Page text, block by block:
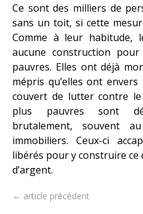
Ce sont des milliers de
sans un toit, si cette
Comme à leur habitude,
aucune construction
pauvres. Elles ont déjà
mépris qu’elles ont
couvert de lutter contre
plus pauvres sont
brutalement, souvent
immobiliers. Ceux-ci
libérés pour y construire
d’argent.
← article précédent